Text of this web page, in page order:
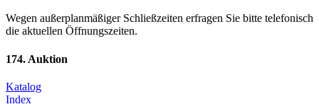
Wegen außerplanmäßiger Schließzeiten erfragen Sie bitte telefonisch
die aktuellen Öffnungszeiten.
174. Auktion
Katalog
Index